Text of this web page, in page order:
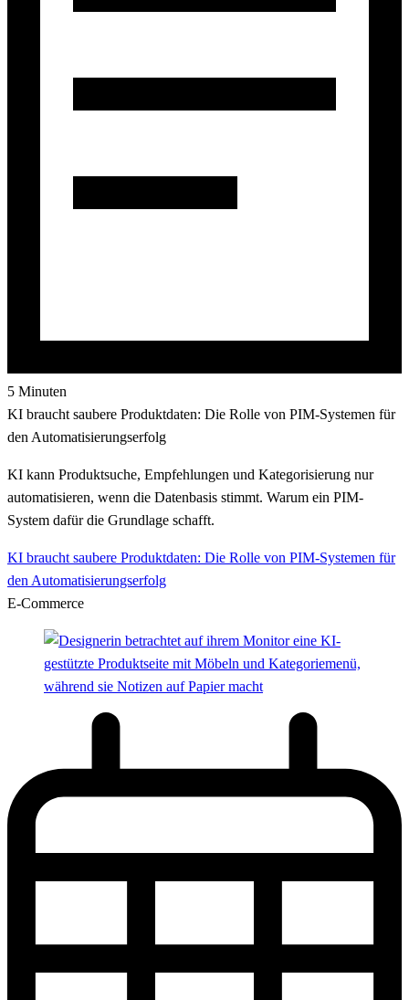
5 Minuten
KI braucht saubere Produktdaten: Die Rolle von PIM-Systemen für
den Automatisierungserfolg
KI kann Produktsuche, Empfehlungen und Kategorisierung nur
automatisieren, wenn die Datenbasis stimmt. Warum ein PIM-
System dafür die Grundlage schafft.
KI braucht saubere Produktdaten: Die Rolle von PIM-Systemen für
den Automatisierungserfolg
E-Commerce